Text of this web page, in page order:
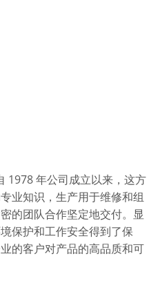
1978 年公司成立以来，这方
业知识，生产用于维修和组
的团队合作坚定地交付。显
保护和工作安全得到了保
的客户对产品的高品质和可